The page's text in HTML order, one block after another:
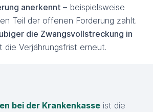
anerkennt – beispielsweise
Teil der offenen Forderung zahlt.
die Zwangsvollstreckung in
die Verjährungsfrist erneut.
bei der Krankenkasse ist die